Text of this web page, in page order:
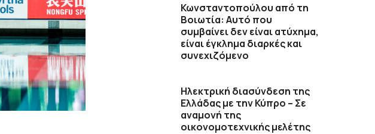
Κωνσταντοπούλου από τη
Βοιωτία: Αυτό που
συμβαίνει δεν είναι ατύχημα,
είναι έγκλημα διαρκές και
συνεχιζόμενο
Ηλεκτρική διασύνδεση της
Ελλάδας με την Κύπρο – Σε
αναμονή της
οικονομοτεχνικής μελέτης